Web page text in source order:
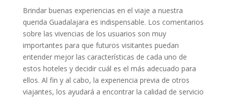
Brindar buenas experiencias en el viaje a nuestra
querida Guadalajara es indispensable. Los comentarios
sobre las vivencias de los usuarios son muy
importantes para que futuros visitantes puedan
entender mejor las características de cada uno de
estos hoteles y decidir cuál es el más adecuado para
ellos. Al fin y al cabo, la experiencia previa de otros
viajantes, los ayudará a encontrar la calidad de servicio